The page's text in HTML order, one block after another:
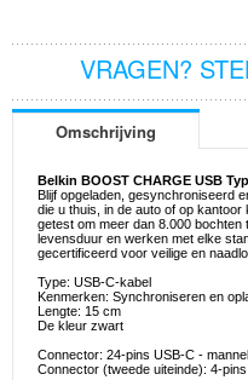
VRAGEN?
Omschrijving
Belkin BOOST CHARGE USB
Blijf opgeladen, gesynchroniseerd
die u thuis, in de auto of op
getest om meer dan 8.000
levensduur en werken met elke
gecertificeerd voor veilige en
Type: USB-C-kabel
Kenmerken: Synchroniseren en
Lengte: 15 cm
De kleur zwart
Connector: 24-pins USB-C -
Connector (tweede uiteinde): 4-